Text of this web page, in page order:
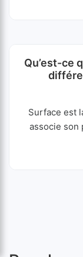
Qu’est-ce
Surface est
associe son